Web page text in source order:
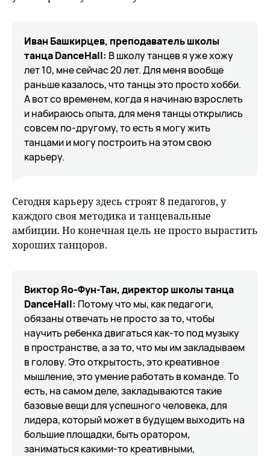
Иван Башкирцев, преподаватель школы
танцаDanceHall: В школу танцев я уже хожу
лет 10, мне сейчас 20 лет. Для меня вообще
раньше казалось, что танцы это просто хобби.
А вот со временем, когда я начинаю взрослеть
и набираюсь опыта, для меня танцы открылись
совсем по-другому, то есть я могу жить
танцами и могу построить на этом свою
карьеру.
Сегодня карьеру здесь строят 8 педагогов, у
каждого своя методика и танцевальные
амбиции. Но конечная цель не просто вырастить
хороших танцоров.
Виктор Яо-Фун-Тан, директор школы танца
DanceHall: Потому что мы, как педагоги,
обязаны отвечать не просто за то, чтобы
научить ребенка двигаться как-то под музыку
в пространстве, а за то, что мы им закладываем
в голову. Это открытость, это креативное
мышление, это умение работать в команде. То
есть, на самом деле, закладываются такие
базовые вещи для успешного человека, для
лидера, который может в будущем выходить на
большие площадки, быть оратором,
заниматься какими-то креативными,